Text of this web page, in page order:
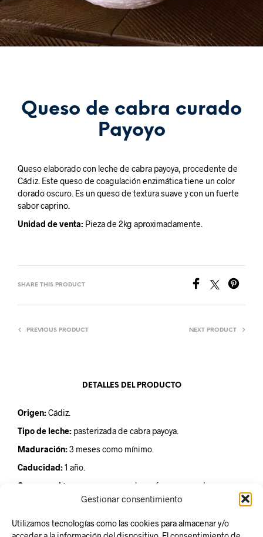
Gestionar consentimiento
Utilizamos tecnologías como las cookies para almacenar y/o
Queso de cabra curado
Payoyo
Queso elaborado con leche de cabra payoya, procedente de
Cádiz. Este queso de coagulación enzimática tiene un color
dorado oscuro. Es un queso de textura suave y con un fuerte
sabor caprino.
Unidad de venta: Pieza de 2kg aproximadamente.
SHARE THIS PRODUCT
PREVIOUS PRODUCT NEXT PRODUCT
DETALLES DEL PRODUCTO
Origen:Cádiz.
Tipo de leche: pasterizada de cabra payoya.
Maduración:3 meses como mínimo.
Caducidad:1 año.
Conservación:
conservar en un lugar fresco o mantener
refrigerado a una temperatura aproximada de 8ºC.